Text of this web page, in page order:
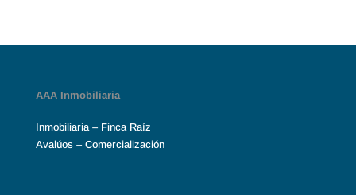
AAA Inmobiliaria
Inmobiliaria – Finca Raíz
Avalúos – Comercialización